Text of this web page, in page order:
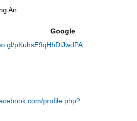
An
Google
pKuhsE9qHhDiJwdPA
profile.php?